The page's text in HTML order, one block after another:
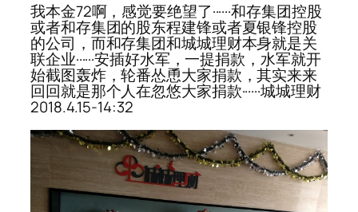
我本金72啊，感觉要绝望了······和存集团控股
或者和存集团的股东程建锋或者夏银锋控股
的公司，而和存集团和城城理财本身就是关
联企业······安插好水军，一提捐款，水军就开
始截图轰炸，轮番怂恿大家捐款，其实来来
回回就是那个人在忽悠大家捐款······城城理财
2018.4.15-14:32